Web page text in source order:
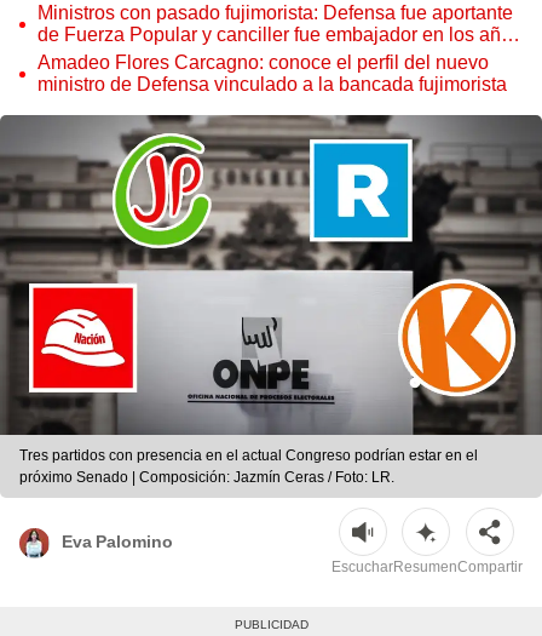
Ministros con pasado fujimorista: Defensa fue aportante
de Fuerza Popular y canciller fue embajador en los años
90
Amadeo Flores Carcagno: conoce el perfil del nuevo
ministro de Defensa vinculado a la bancada fujimorista
Tres partidos con presencia en el actual Congreso podrían estar en el
próximo Senado | Composición: Jazmín Ceras / Foto: LR.
Eva Palomino
EscucharResumenCompartir